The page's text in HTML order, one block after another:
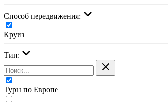
Cпособ передвижения:
Круиз
Тип:
Туры по Европе